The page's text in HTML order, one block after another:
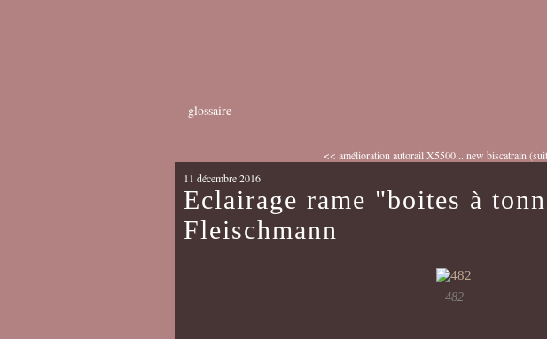
glossaire
<< amélioration autorail X5500... new biscatrain
11 décembre 2016
Eclairage rame "boites à
Fleischmann
482